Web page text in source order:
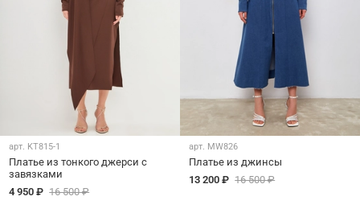
арт. KT815-1
Платье из тонкого джерси с
завязками
4 950 ₽ 16 500 ₽
арт. MW826
Платье из джинсы
13 200 ₽ 16 500 ₽